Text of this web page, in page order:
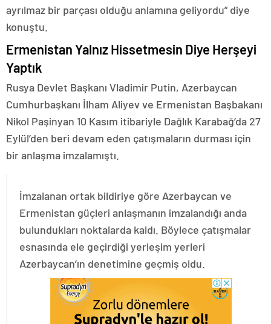
ayrılmaz bir parçası olduğu anlamına geliyordu” diye
konuştu.
Ermenistan Yalnız Hissetmesin Diye Herşeyi
Yaptık
Rusya Devlet Başkanı Vladimir Putin, Azerbaycan
Cumhurbaşkanı İlham Aliyev ve Ermenistan Başbakanı
Nikol Paşinyan 10 Kasım itibariyle Dağlık Karabağ’da 27
Eylül’den beri devam eden çatışmaların durması için
bir anlaşma imzalamıştı.
İmzalanan ortak bildiriye göre Azerbaycan ve
Ermenistan güçleri anlaşmanın imzalandığı anda
bulundukları noktalarda kaldı. Böylece çatışmalar
esnasında ele geçirdiği yerleşim yerleri
Azerbaycan’ın denetimine geçmiş oldu.